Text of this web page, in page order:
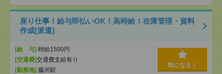
座り仕事！給与即払いOK！高時給！在庫管理・資料
作成[派遣]
[給 与] 時給1500円
[交通費]交通費支給有り
[勤務地] 藤沢駅
気になる！